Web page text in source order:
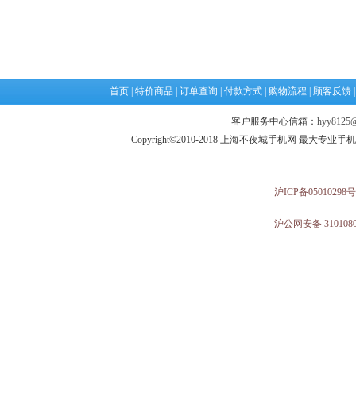
首页 特价商品 订单查询 付款方式 购物流程 顾客反馈
客户服务中心信箱：
Copyright©2010-2018 上海不夜城手机网 最大专业手
沪ICP备05010298号
沪公网安备